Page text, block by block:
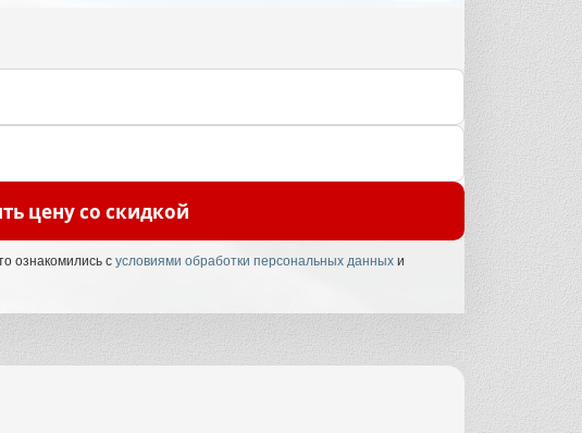
цену со скидкой
ознакомились сусловиями обработки персональных данных и